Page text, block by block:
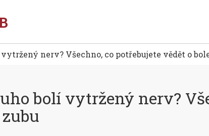
nerv? Všechno, co potřebujete vědět o
bolí vytržený nerv?